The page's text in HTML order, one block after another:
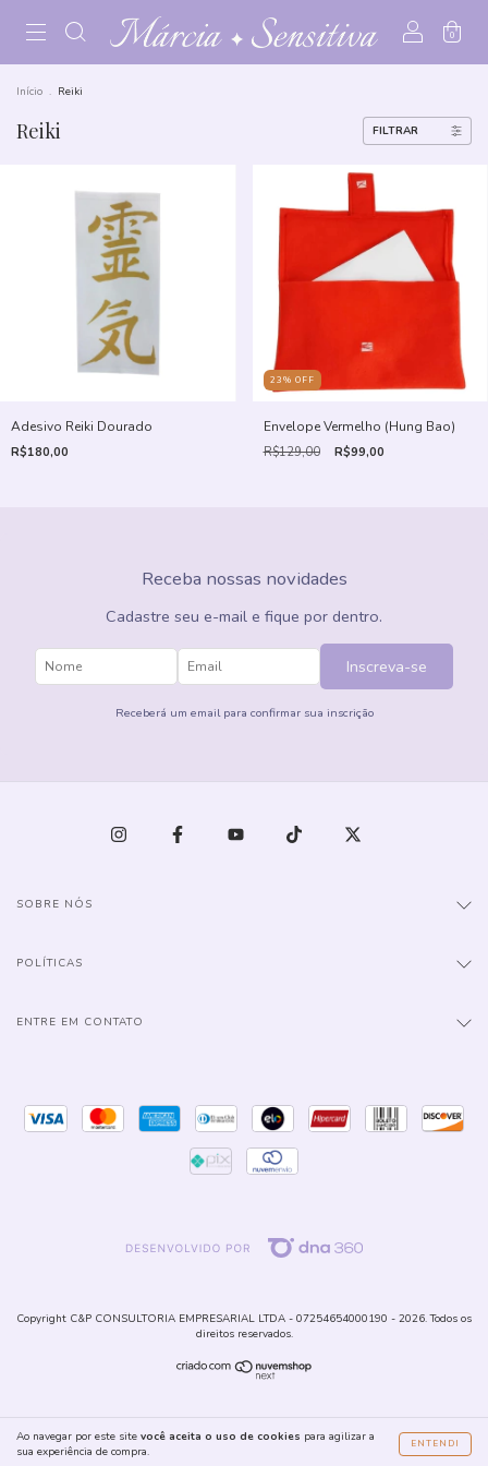
0
Ao navegar por este site você aceita o uso de cookies para agilizar a
sua experiência de compra.
ENTENDI
Início . Reiki
Reiki FILTRAR
Adesivo Reiki Dourado
R$180,00
23% OFF
Envelope Vermelho (Hung Bao)
R$129,00 R$99,00
Receba nossas novidades
Cadastre seu e-mail e fique por dentro.
Inscreva-se
Receberá um email para confirmar sua inscrição
SOBRE NÓS
POLÍTICAS
ENTRE EM CONTATO
Copyright C&P CONSULTORIA EMPRESARIAL LTDA - 07254654000190 - 2026. Todos os
direitos reservados.